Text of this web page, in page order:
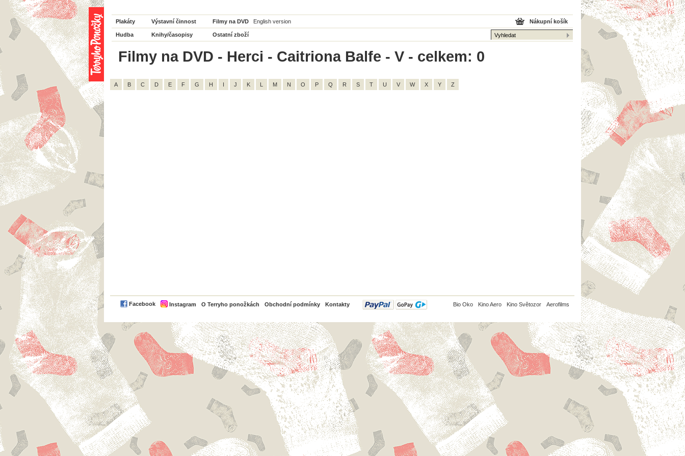
Plakáty Výstavní činnost Filmy na DVD English version
Hudba Knihy/časopisy Ostatní zboží
Nákupní košík
Filmy na DVD - Herci - Caitriona Balfe - V - celkem: 0
A B C D E F G H I J K L M N O P Q R S T U V W X Y Z
Facebook Instagram O Terryho ponožkách Obchodní podmínky Kontakty
PayPal Bio Oko Kino Aero Kino Světozor Aerofilms